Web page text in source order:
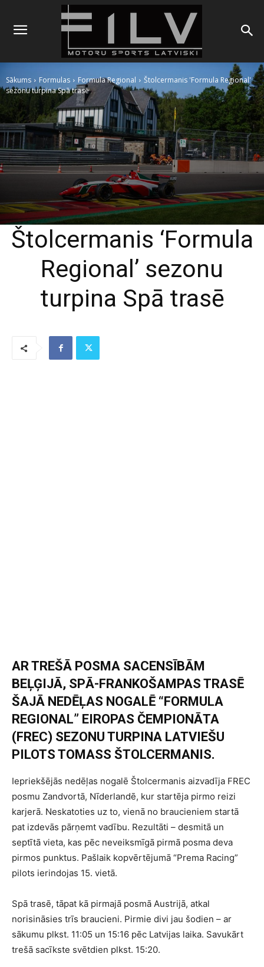
Sākums Formulas Formula Regional
Štolcermanis 'Formula Regional'
sezonu turpina Spā trasē
Štolcermanis ‘Formula
Regional’ sezonu
turpina Spā trasē
AR TREŠĀ POSMA SACENSĪBĀM
BEĻĢIJĀ, SPĀ-FRANKOŠAMPAS TRASĒ
ŠAJĀ NEDĒĻAS NOGALĒ “FORMULA
REGIONAL” EIROPAS ČEMPIONĀTA
(FREC) SEZONU TURPINA LATVIEŠU
PILOTS TOMASS ŠTOLCERMANIS.
Iepriekšējās nedēļas nogalē Štolcermanis aizvadīja FREC
posmu Zandvortā, Nīderlandē, kur startēja pirmo reizi
karjerā. Neskatoties uz to, vienā no braucieniem startā
pat izdevās pārņemt vadību. Rezultāti – desmitā un
septītā vieta, kas pēc neveiksmīgā pirmā posma deva
pirmos punktus. Pašlaik kopvērtējumā “Prema Racing”
pilots ierindojas 15. vietā.
Spā trasē, tāpat kā pirmajā posmā Austrijā, atkal
norisināsies trīs braucieni. Pirmie divi jau šodien – ar
sākumu plkst. 11:05 un 15:16 pēc Latvijas laika. Savukārt
trešā sacīkste svētdien plkst. 15:20.